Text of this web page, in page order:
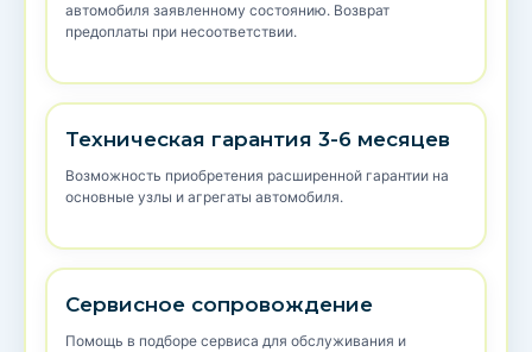
автомобиля заявленному состоянию. Возврат
предоплаты при несоответствии.
Техническая гарантия 3-6 месяцев
Возможность приобретения расширенной гарантии на
основные узлы и агрегаты автомобиля.
Сервисное сопровождение
Помощь в подборе сервиса для обслуживания и